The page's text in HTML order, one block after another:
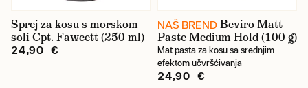
Layrite
Sprej za kosu s morskom
soli Cpt. Fawcett (250 ml)
24,90 €
NAŠ BREND Beviro Matt
Paste Medium Hold (100 g)
Mat pasta za kosu sa srednjim
efektom učvršćivanja
24,90 €